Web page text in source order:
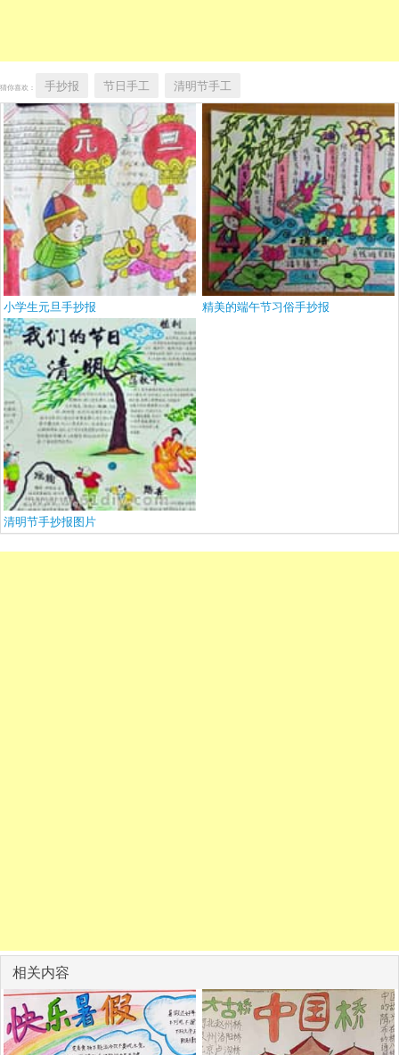
猜你喜欢： 手抄报 节日手工 清明节手工
小学生元旦手抄报 精美的端午节习俗手抄报
清明节手抄报图片
相关内容